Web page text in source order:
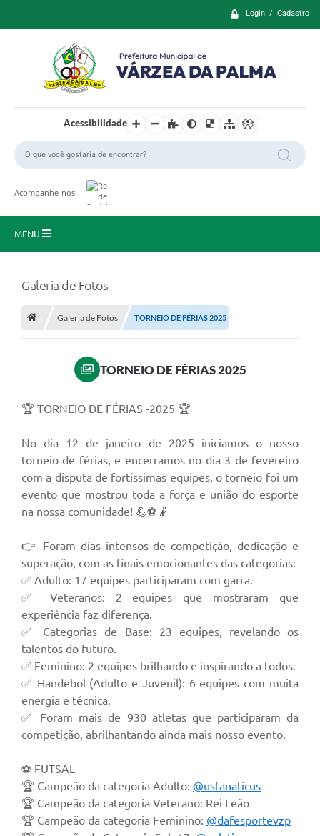
Login / Cadastro
Acessibilidade
Acompanhe-nos:
MENU
Prefeitura
Empresas
Servidor
SIC
Ouvidoria
Patrimônio Cultural
Lei Aldir Blanc
Editais
A Prefeitura
Enfrentando o COVID-19
Audiências Públicas
Arquivos para Download
Carta de Serviços
Galeria de Fotos
Galeria de Fotos TORNEIO DE FÉRIAS 2025
TORNEIO DE FÉRIAS 2025
🏆 TORNEIO DE FÉRIAS -2025 🏆
No dia 12 de janeiro de 2025 iniciamos o nosso
torneio de férias, e encerramos no dia 3 de fevereiro
com a disputa de fortíssimas equipes, o torneio foi um
evento que mostrou toda a força e união do esporte
na nossa comunidade! 💪⚽🤾
👉 Foram dias intensos de competição, dedicação e
superação, com as finais emocionantes das categorias:
✅ Adulto: 17 equipes participaram com garra.
✅ Veteranos: 2 equipes que mostraram que
experiência faz diferença.
✅ Categorias de Base: 23 equipes, revelando os
talentos do futuro.
✅ Feminino: 2 equipes brilhando e inspirando a todos.
✅ Handebol (Adulto e Juvenil): 6 equipes com muita
energia e técnica.
✅ Foram mais de 930 atletas que participaram da
competição, abrilhantando ainda mais nosso evento.
⚽️ FUTSAL
🏆 Campeão da categoria Adulto: @usfanaticus
🏆 Campeão da categoria Veterano: Rei Leão
🏆 Campeão da categoria Feminino: @dafesportevzp